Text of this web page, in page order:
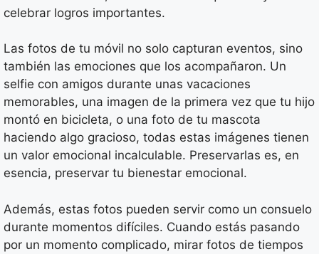
celebrar logros importantes.
Las fotos de tu móvil no solo capturan eventos, sino
también las emociones que los acompañaron. Un
selfie con amigos durante unas vacaciones
memorables, una imagen de la primera vez que tu hijo
montó en bicicleta, o una foto de tu mascota
haciendo algo gracioso, todas estas imágenes tienen
un valor emocional incalculable. Preservarlas es, en
esencia, preservar tu bienestar emocional.
Además, estas fotos pueden servir como un consuelo
durante momentos difíciles. Cuando estás pasando
por un momento complicado, mirar fotos de tiempos